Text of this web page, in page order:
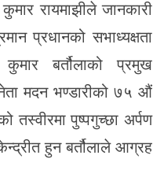
रायमाझीले जानकारी
प्रधानको सभाध्यक्षता
बर्तौलाको प्रमुख
मदन भण्डारीको ७५ औं
तस्वीरमा पुष्पगुच्छा अर्पण
हुन बर्तौलाले आग्रह